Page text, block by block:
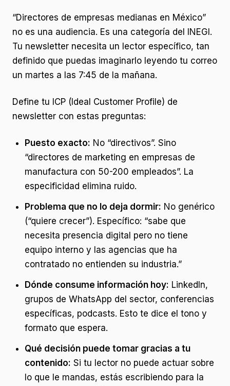
“Directores de empresas medianas en México”
no es una audiencia. Es una categoría del INEGI.
Tu newsletter necesita un lector específico, tan
definido que puedas imaginarlo leyendo tu correo
un martes a las 7:45 de la mañana.
Define tu ICP (Ideal Customer Profile) de
newsletter con estas preguntas:
Puesto exacto: No “directivos”. Sino
“directores de marketing en empresas de
manufactura con 50-200 empleados”. La
especificidad elimina ruido.
Problema que no lo deja dormir: No genérico
(“quiere crecer”). Específico: “sabe que
necesita presencia digital pero no tiene
equipo interno y las agencias que ha
contratado no entienden su industria.”
Dónde consume información hoy: LinkedIn,
grupos de WhatsApp del sector, conferencias
específicas, podcasts. Esto te dice el tono y
formato que espera.
Qué decisión puede tomar gracias a tu
contenido: Si tu lector no puede actuar sobre
lo que le mandas, estás escribiendo para la